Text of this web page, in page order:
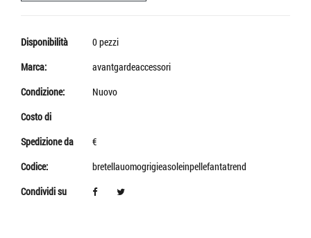
Disponibilità
0 pezzi
Marca:
avantgardeaccessori
Condizione:
Nuovo
Costo di
Spedizione da
€
Codice:
bretellauomogrigieasoleinpellefantatrend
Condividi su